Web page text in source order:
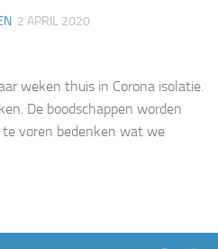
2 APRIL 2020
weken thuis in Corona isolatie.
De boodschappen worden
te voren bedenken wat we